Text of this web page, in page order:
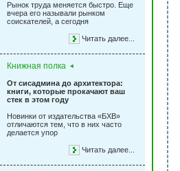
Рынок труда меняется быстро. Еще
вчера его называли рынком
соискателей, а сегодня
Читать далее...
Книжная полка
От сисадмина до архитектора:
книги, которые прокачают ваш
стек в этом году
Новинки от издательства «БХВ»
отличаются тем, что в них часто
делается упор
Читать далее...